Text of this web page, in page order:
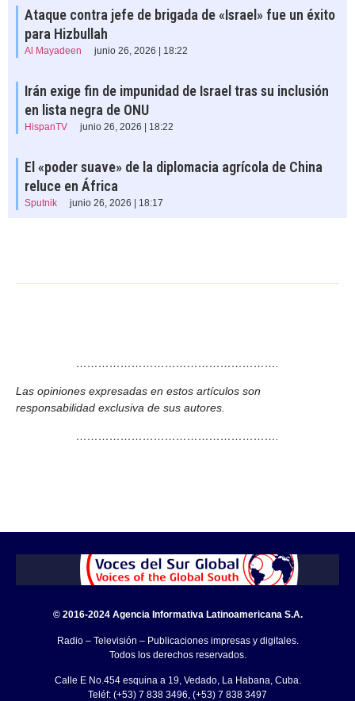
Ataque contra jefe de brigada de «Israel» fue un éxito
para Hizbullah
Al Mayadeen junio 26, 2026 | 18:22
Irán exige fin de impunidad de Israel tras su inclusión
en lista negra de ONU
HispanTV junio 26, 2026 | 18:22
El «poder suave» de la diplomacia agrícola de China
reluce en África
Sputnik junio 26, 2026 | 18:17
……………………………………………….
Las opiniones expresadas en estos artículos son
responsabilidad exclusiva de sus autores.
……………………………………………….
© 2016-2024 Agencia Informativa Latinoamericana S.A.
Radio – Televisión – Publicaciones impresas y digitales.
Todos los derechos reservados.
Calle E No.454 esquina a 19, Vedado, La Habana, Cuba.
Teléf: (+53) 7 838 3496, (+53) 7 838 3497